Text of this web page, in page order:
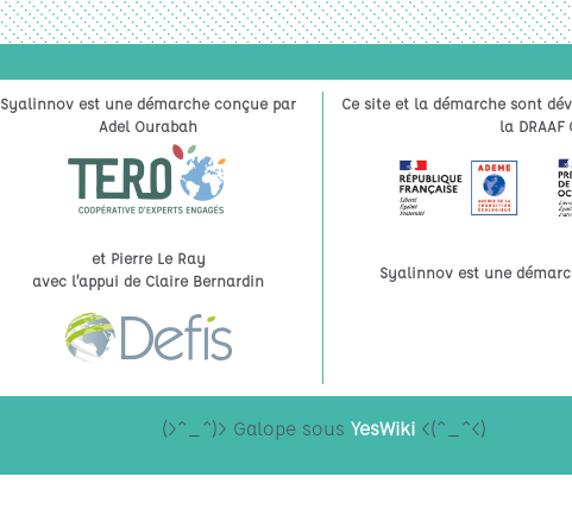
Syalinnov est une démarche conçue par
Adel Ourabah
et Pierre Le Ray
avec l’appui de Claire Bernardin
Ce site et la démarche sont
la
Syalinnov est une
(>^_^)> Galope sous YesWiki<(^_^<)